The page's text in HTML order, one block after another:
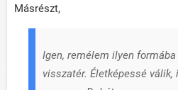
Másrészt,
Igen, remélem ilyen
visszatér. Életképessé